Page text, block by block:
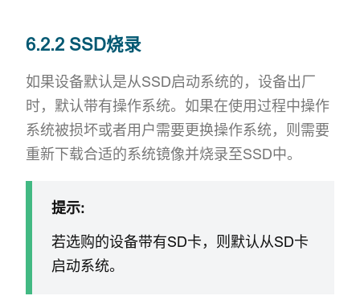
6.2.2 SSD烧录
如果设备默认是从SSD启动系统的，设备出厂
时，默认带有操作系统。如果在使用过程中操作
系统被损坏或者用户需要更换操作系统，则需要
重新下载合适的系统镜像并烧录至SSD中。
提示:
若选购的设备带有SD卡，则默认从SD卡
启动系统。